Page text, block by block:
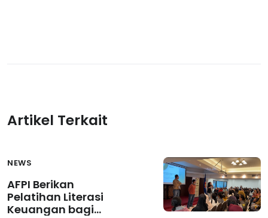
Artikel Terkait
NEWS
AFPI Berikan
Pelatihan Literasi
Keuangan bagi